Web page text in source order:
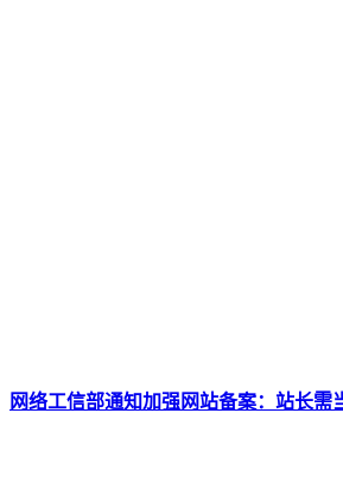
网络工信部通知加强网站备案：站长需